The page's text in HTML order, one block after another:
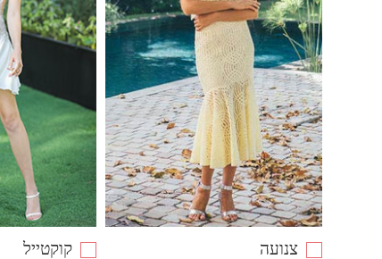
צנועה קוקטייל